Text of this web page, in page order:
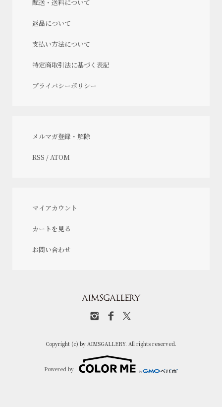
配送・送料について
返品について
支払い方法について
特定商取引法に基づく表記
プライバシーポリシー
メルマガ登録・解除
RSS / ATOM
マイアカウント
カートを見る
お問い合わせ
Copyright (c) by AIMSGALLERY. All rights reserved.
Powered by